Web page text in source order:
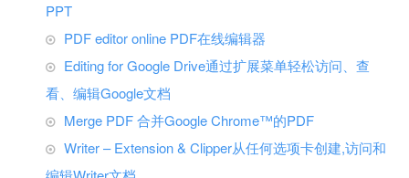
PPT
PDF editor online PDF在线编辑器
Editing for Google Drive通过扩展菜单轻松访问、查
看、编辑Google文档
Merge PDF 合并Google Chrome™的PDF
Writer – Extension & Clipper从任何选项卡创建,访问和